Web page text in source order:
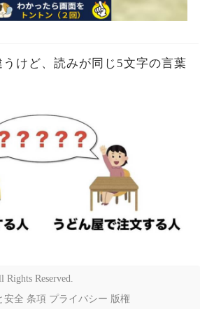
うけど、読みが同じ5文字の言葉
Reserved.
安全 条項 プライバシー 版権